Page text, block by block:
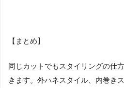
【まとめ】
同じカットでもスタイリングの仕
きます。外ハネスタイル、内巻き